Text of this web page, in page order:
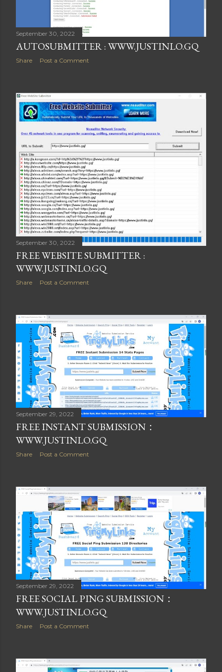
September 30, 2022
AUTOSUBMITTER : WWW.JUSTINLO.GQ
Share Post a Comment
September 30, 2022
FREE WEBSITE SUBMITTER :
WWW.JUSTINLO.GQ
Share Post a Comment
September 29, 2022
FREE INSTANT SUBMISSION：
WWW.JUSTINLO.GQ
Share Post a Comment
September 29, 2022
FREE SOCIAL PING SUBMISSION：
WWW.JUSTINLO.GQ
Share Post a Comment